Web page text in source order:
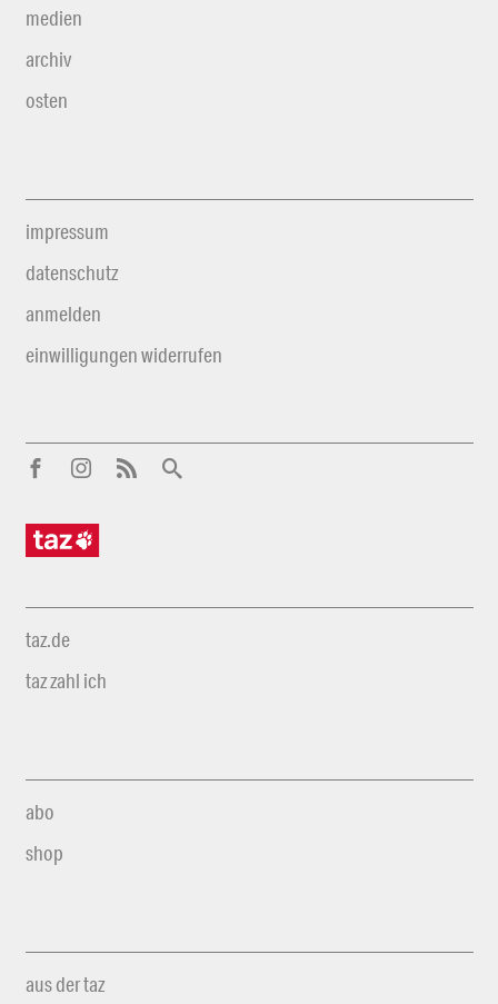
medien
archiv
osten
impressum
datenschutz
anmelden
einwilligungen widerrufen
taz.de
taz zahl ich
abo
shop
aus der taz